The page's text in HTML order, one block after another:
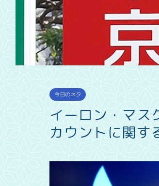
今日のネタ
イーロン・マ
カウントに関す